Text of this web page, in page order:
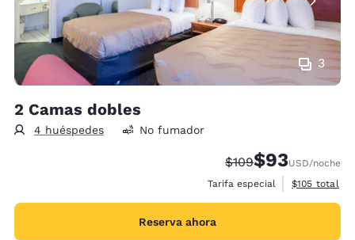
3
2 Camas dobles
4 huéspedes No fumador
Tarifa tachada:
$109Tarifa reducida:
$93USD/noche
Tarifa especial
Ver detalles
$105 total
Reserva ahora